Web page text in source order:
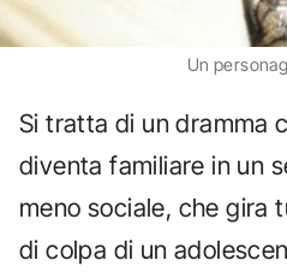
Un
Si tratta di un dramma
diventa familiare in un
meno sociale, che gira
di colpa di un